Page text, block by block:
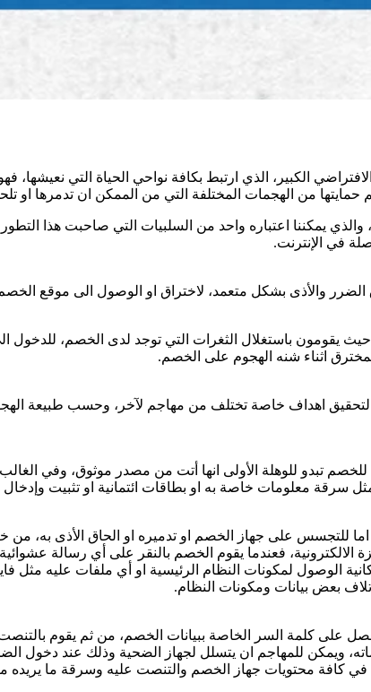
الكبير، الذي ارتبط بكافة نواحي الحياة التي
من الهجمات المختلفة التي من الممكن ان تدمرها او
والذي يمكننا اعتباره واحد من السلبيات التي صاحبت هذا
في الإنترنت.
الضرر والأذى بشكل متعمد، لاختراق او الوصول الى موقع
يقومون باستغلال الثغرات التي توجد لدى الخصم، للدخول
اثناء شنه الهجوم على الخصم.
لتحقيق اهداف خاصة تختلف من مهاجم لآخر، وحسب طبيعة
للخصم تبدو للوهلة الأولى انها أتت من مصدر موثوق، وفي
معلومات خاصة به او بطاقات ائتمانية او تثبيت
اما للتجسس على جهاز الخصم او تدميره او الحاق الأذى به،
الالكترونية، فعندما يقوم الخصم بالنقر على أي رسالة
الوصول لمكونات النظام الرئيسية او أي ملفات عليه مثل
بعض بيانات ومكونات النظام.
على كلمة السر الخاصة ببيانات الخصم، من ثم يقوم
ويمكن للمهاجم ان يتسلل لجهاز الضحية وذلك عند دخول
كافة محتويات جهاز الخصم والتنصت عليه وسرقة ما يريده